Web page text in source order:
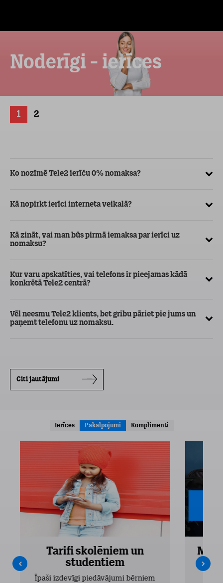
Noderīgi - ierīces
1 2
Ko nozīmē Tele2 ierīču 0% nomaksa?
Kā nopirkt ierīci interneta veikalā?
Kā zināt, vai man būs pirmā iemaksa par ierīci uz
nomaksu?
Kur varu apskatīties, vai telefons ir pieejamas kādā
konkrētā Tele2 centrā?
Vēl neesmu Tele2 klients, bet gribu pāriet pie jums un
paņemt telefonu uz nomaksu.
Citi jautājumi
Ierīces Pakalpojumi Komplimenti
Tarifi skolēniem un
studentiem
Īpaši izdevīgi piedāvājumi bērniem